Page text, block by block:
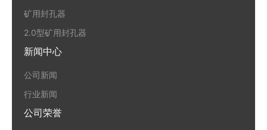
矿用封孔器
2.0型矿用封孔器
新闻中心
公司新闻
行业新闻
公司荣誉